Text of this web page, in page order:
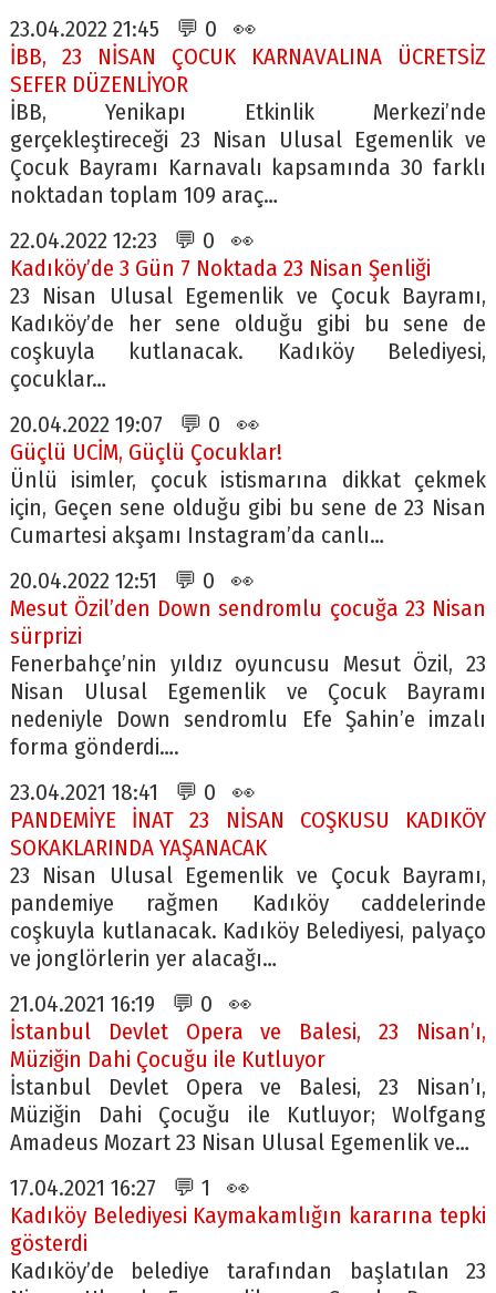
23.04.2022 21:45 💬 0 👀
İBB, 23 NİSAN ÇOCUK KARNAVALINA ÜCRETSİZ
SEFER DÜZENLİYOR
İBB, Yenikapı Etkinlik Merkezi’nde
gerçekleştireceği 23 Nisan Ulusal Egemenlik ve
Çocuk Bayramı Karnavalı kapsamında 30 farklı
noktadan toplam 109 araç…
22.04.2022 12:23 💬 0 👀
Kadıköy’de 3 Gün 7 Noktada 23 Nisan Şenliği
23 Nisan Ulusal Egemenlik ve Çocuk Bayramı,
Kadıköy’de her sene olduğu gibi bu sene de
coşkuyla kutlanacak. Kadıköy Belediyesi,
çocuklar…
20.04.2022 19:07 💬 0 👀
Güçlü UCİM, Güçlü Çocuklar!
Ünlü isimler, çocuk istismarına dikkat çekmek
için, Geçen sene olduğu gibi bu sene de 23 Nisan
Cumartesi akşamı Instagram’da canlı…
20.04.2022 12:51 💬 0 👀
Mesut Özil’den Down sendromlu çocuğa 23 Nisan
sürprizi
Fenerbahçe’nin yıldız oyuncusu Mesut Özil, 23
Nisan Ulusal Egemenlik ve Çocuk Bayramı
nedeniyle Down sendromlu Efe Şahin’e imzalı
forma gönderdi….
23.04.2021 18:41 💬 0 👀
PANDEMİYE İNAT 23 NİSAN COŞKUSU KADIKÖY
SOKAKLARINDA YAŞANACAK
23 Nisan Ulusal Egemenlik ve Çocuk Bayramı,
pandemiye rağmen Kadıköy caddelerinde
coşkuyla kutlanacak. Kadıköy Belediyesi, palyaço
ve jonglörlerin yer alacağı…
21.04.2021 16:19 💬 0 👀
İstanbul Devlet Opera ve Balesi, 23 Nisan’ı,
Müziğin Dahi Çocuğu ile Kutluyor
İstanbul Devlet Opera ve Balesi, 23 Nisan’ı,
Müziğin Dahi Çocuğu ile Kutluyor; Wolfgang
Amadeus Mozart 23 Nisan Ulusal Egemenlik ve…
17.04.2021 16:27 💬 1 👀
Kadıköy Belediyesi Kaymakamlığın kararına tepki
gösterdi
Kadıköy’de belediye tarafından başlatılan 23